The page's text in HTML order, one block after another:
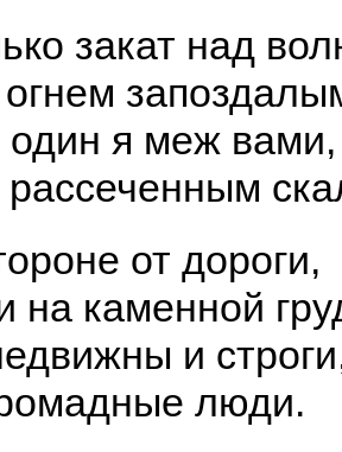
закат над
огнем
я меж вами,
от дороги,
на каменной
и
люди.